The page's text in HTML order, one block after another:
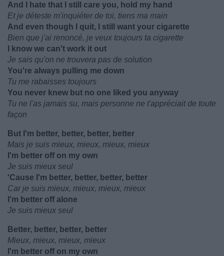
And I hate that I still care you, hold my hand
Et je déteste m'inquiéter de toi, tiens ma main
And even though I quit, I still want your cigarette
Bien que j'ai renoncé, je veux toujours ta cigarette
I know we can't work it out
Je sais qu'on ne trouvera pas de solution
You're always pulling me down
Tu me rabaisses toujours
You never knew but no one liked you anyway
Tu ne l'as jamais su, mais personne ne t'appréciait de toute
façon
But I'm better, better, better, better
Mais je suis mieux, mieux, mieux, mieux
I'm better off on my own
Je suis mieux seul
'Cause I'm better, better, better, better
Car je suis mieux, mieux, mieux, mieux
I'm better off alone
Je suis mieux seul
Better, better, better, better
Mieux, mieux, mieux, mieux
I'm better off on my own